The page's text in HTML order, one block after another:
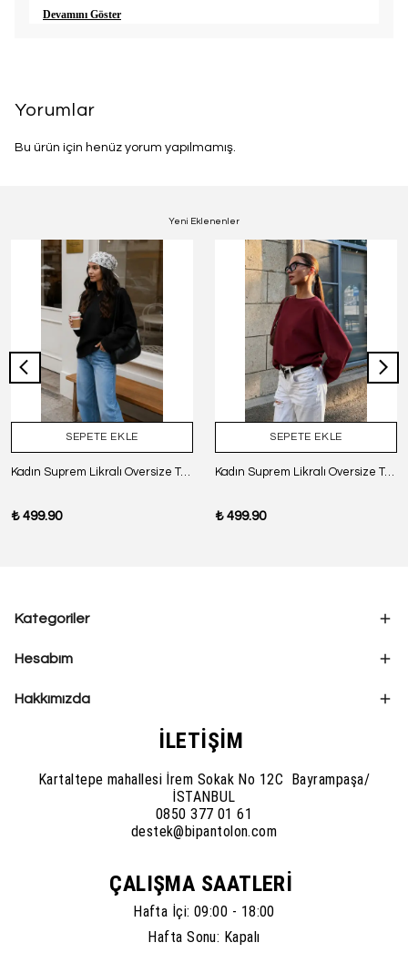
Devamını Göster
Yorumlar
Bu ürün için henüz yorum yapılmamış.
Yeni Eklenenler
SEPETE EKLE
Kadın Suprem Likralı Oversize T-Shirt - SİYAH
₺ 499.90
SEPETE EKLE
Kadın Suprem Likralı Oversize T-Shirt - BORDO
₺ 499.90
Kategoriler
Hesabım
Hakkımızda
İLETİŞİM
Kartaltepe mahallesi İrem Sokak No 12C Bayrampaşa/
İSTANBUL
0850 377 01 61
destek@bipantolon.com
ÇALIŞMA SAATLERİ
Hafta İçi: 09:00 - 18:00
Hafta Sonu: Kapalı